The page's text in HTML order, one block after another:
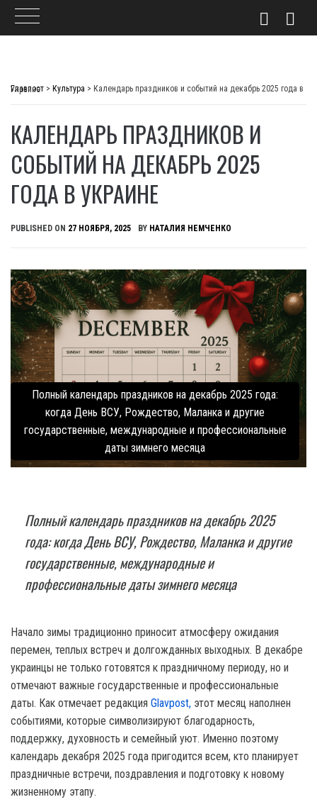
Главпост > Культура >
Календарь праздников и событий на декабрь 2025 года в Украине
КАЛЕНДАРЬ ПРАЗДНИКОВ И
СОБЫТИЙ НА ДЕКАБРЬ 2025
ГОДА В УКРАИНЕ
PUBLISHED ON 27 НОЯБРЯ, 2025 BY НАТАЛИЯ НЕМЧЕНКО
Полный календарь праздников на декабрь 2025 года:
когда День ВСУ, Рождество, Маланка и другие
государственные, международные и профессиональные
даты зимнего месяца
Полный календарь праздников на декабрь 2025
года: когда День ВСУ, Рождество, Маланка и другие
государственные, международные и
профессиональные даты зимнего месяца
Начало зимы традиционно приносит атмосферу ожидания
перемен, теплых встреч и долгожданных выходных. В декабре
украинцы не только готовятся к праздничному периоду, но и
отмечают важные государственные и профессиональные
даты. Как отмечает редакция Glavpost, этот месяц наполнен
событиями, которые символизируют благодарность,
поддержку, духовность и семейный уют. Именно поэтому
календарь декабря 2025 года пригодится всем, кто планирует
праздничные встречи, поздравления и подготовку к новому
жизненному этапу.